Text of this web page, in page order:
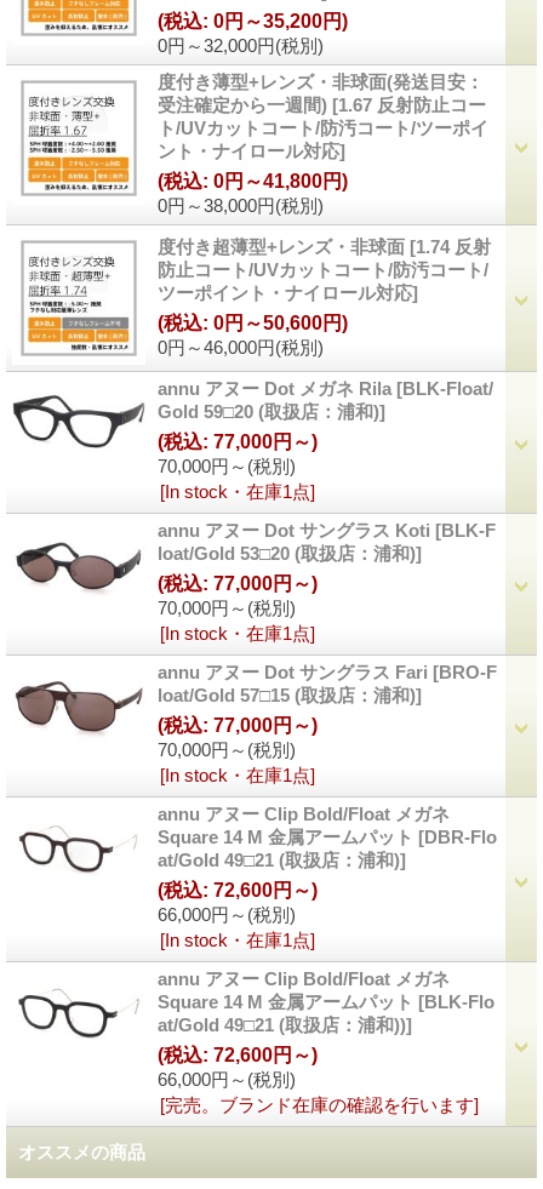
0円～32,000円(税別)
(税込: 0円～35,200円)
度付き薄型+レンズ・非球面(発送目安：
受注確定から一週間) [1.67 反射防止コー
ト/UVカットコート/防汚コート/ツーポイ
ント・ナイロール対応]
0円～38,000円(税別)
(税込: 0円～41,800円)
度付き超薄型+レンズ・非球面 [1.74 反射
防止コート/UVカットコート/防汚コート/
ツーポイント・ナイロール対応]
0円～46,000円(税別)
(税込: 0円～50,600円)
annu アヌー Dot メガネ Rila [BLK-Float/
Gold 59□20 (取扱店：浦和)]
70,000円～ (税別)
(税込: 77,000円～)
[In stock・在庫1点]
annu アヌー Dot サングラス Koti [BLK-F
loat/Gold 53□20 (取扱店：浦和)]
70,000円～ (税別)
(税込: 77,000円～)
[In stock・在庫1点]
annu アヌー Dot サングラス Fari [BRO-F
loat/Gold 57□15 (取扱店：浦和)]
70,000円～ (税別)
(税込: 77,000円～)
[In stock・在庫1点]
annu アヌー Clip Bold/Float メガネ
Square 14 M 金属アームパット [DBR-Flo
at/Gold 49□21 (取扱店：浦和)]
66,000円～ (税別)
(税込: 72,600円～)
[In stock・在庫1点]
annu アヌー Clip Bold/Float メガネ
Square 14 M 金属アームパット [BLK-Flo
at/Gold 49□21 (取扱店：浦和))]
66,000円～ (税別)
(税込: 72,600円～)
[完売。ブランド在庫の確認を行います]
オススメの商品